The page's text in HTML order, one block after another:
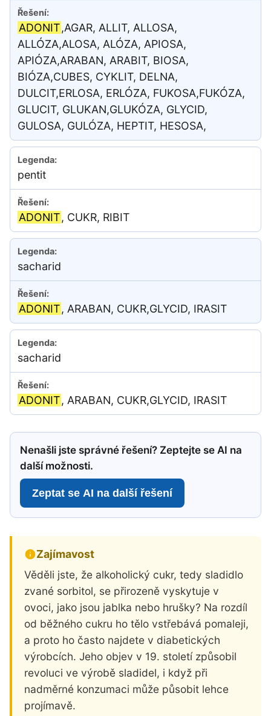
ADONIT,AGAR, ALLIT, ALLOSA,
ALLÓZA,ALOSA, ALÓZA, APIOSA,
APIÓZA,ARABAN, ARABIT, BIOSA,
BIÓZA,CUBES, CYKLIT, DELNA,
DULCIT,ERLOSA, ERLÓZA, FUKOSA,FUKÓZA,
GLUCIT, GLUKAN,GLUKÓZA, GLYCID,
GULOSA, GULÓZA, HEPTIT, HESOSA,
pentit
ADONIT, CUKR, RIBIT
sacharid
ADONIT, ARABAN, CUKR,GLYCID, IRASIT
sacharid
ADONIT, ARABAN, CUKR,GLYCID, IRASIT
Nenašli jste správné řešení? Zeptejte se AI na
další možnosti.
Zeptat se AI na další řešení
Zajímavost
Věděli jste, že alkoholický cukr, tedy sladidlo
zvané sorbitol, se přirozeně vyskytuje v
ovoci, jako jsou jablka nebo hrušky? Na rozdíl
od běžného cukru ho tělo vstřebává pomaleji,
a proto ho často najdete v diabetických
výrobcích. Jeho objev v 19. století způsobil
revoluci ve výrobě sladidel, i když při
nadměrné konzumaci může působit lehce
projímavě.